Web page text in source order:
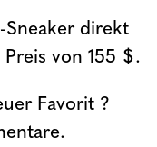
direkt
von 155 $.
Favorit ?